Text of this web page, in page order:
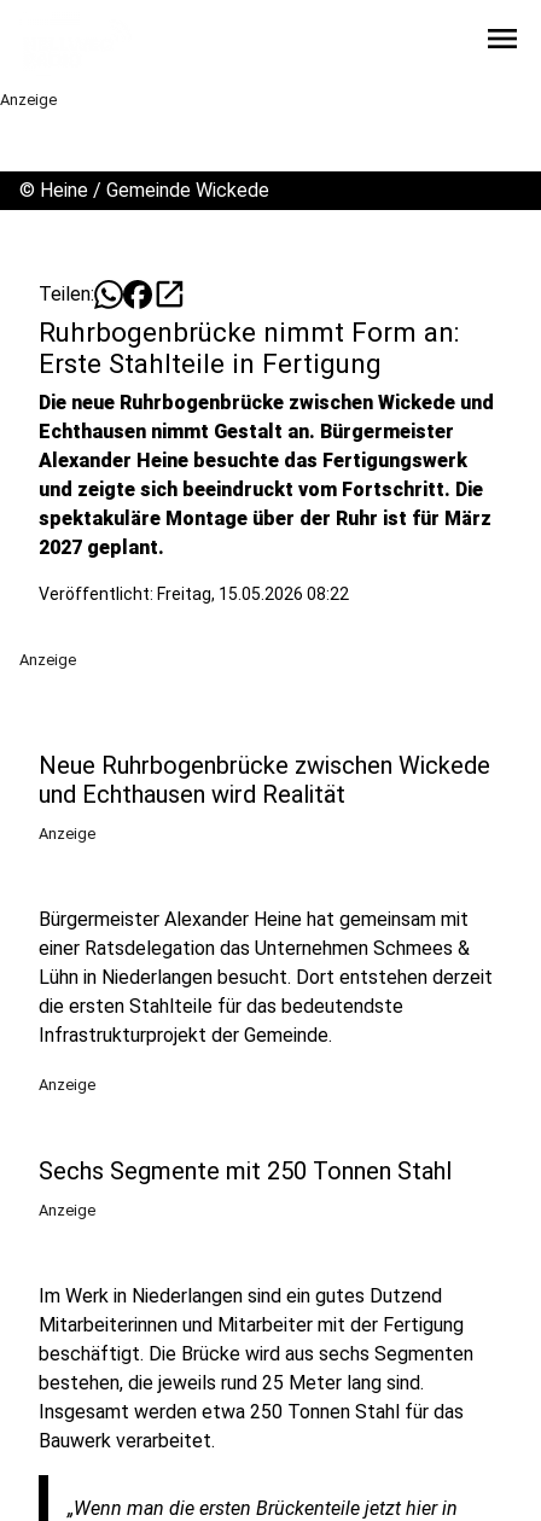
menu
Anzeige
© Heine / Gemeinde Wickede
Teilen: open_in_new
Ruhrbogenbrücke nimmt Form an:
Erste Stahlteile in Fertigung
Die neue Ruhrbogenbrücke zwischen Wickede und
Echthausen nimmt Gestalt an. Bürgermeister
Alexander Heine besuchte das Fertigungswerk
und zeigte sich beeindruckt vom Fortschritt. Die
spektakuläre Montage über der Ruhr ist für März
2027 geplant.
Veröffentlicht: Freitag, 15.05.2026 08:22
Anzeige
Neue Ruhrbogenbrücke zwischen Wickede
und Echthausen wird Realität
Anzeige
Bürgermeister Alexander Heine hat gemeinsam mit
einer Ratsdelegation das Unternehmen Schmees &
Lühn in Niederlangen besucht. Dort entstehen derzeit
die ersten Stahlteile für das bedeutendste
Infrastrukturprojekt der Gemeinde.
Anzeige
Sechs Segmente mit 250 Tonnen Stahl
Anzeige
Im Werk in Niederlangen sind ein gutes Dutzend
Mitarbeiterinnen und Mitarbeiter mit der Fertigung
beschäftigt. Die Brücke wird aus sechs Segmenten
bestehen, die jeweils rund 25 Meter lang sind.
Insgesamt werden etwa 250 Tonnen Stahl für das
Bauwerk verarbeitet.
„Wenn man die ersten Brückenteile jetzt hier in